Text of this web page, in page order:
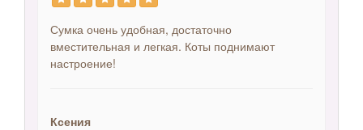
Сумка очень удобная, достаточно
вместительная и легкая. Коты поднимают
настроение!
Ксения